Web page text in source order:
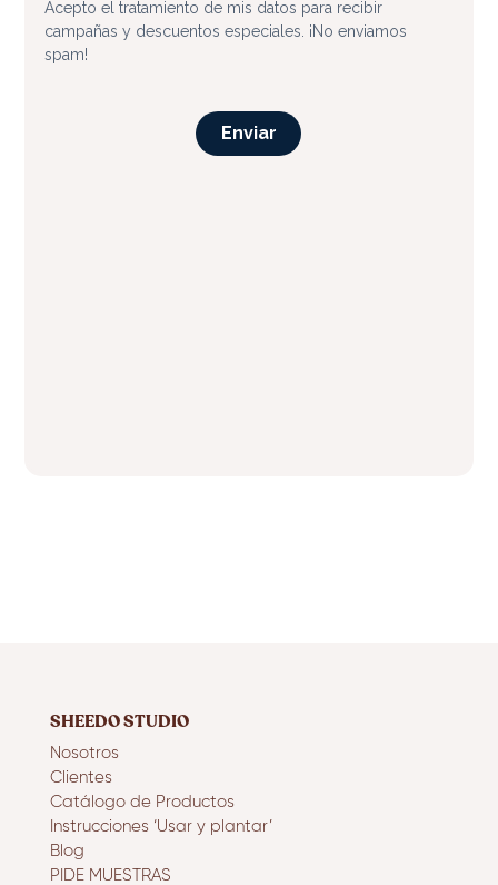
SHEEDO STUDIO
Nosotros
Clientes
Catálogo de Productos
Instrucciones ‘Usar y plantar’
Blog
PIDE MUESTRAS